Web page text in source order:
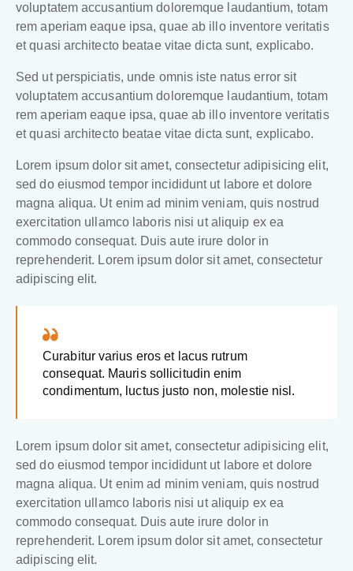
voluptatem accusantium doloremque laudantium, totam
rem aperiam eaque ipsa, quae ab illo inventore veritatis
et quasi architecto beatae vitae dicta sunt, explicabo.
Sed ut perspiciatis, unde omnis iste natus error sit
voluptatem accusantium doloremque laudantium, totam
rem aperiam eaque ipsa, quae ab illo inventore veritatis
et quasi architecto beatae vitae dicta sunt, explicabo.
Lorem ipsum dolor sit amet, consectetur adipisicing elit,
sed do eiusmod tempor incididunt ut labore et dolore
magna aliqua. Ut enim ad minim veniam, quis nostrud
exercitation ullamco laboris nisi ut aliquip ex ea
commodo consequat. Duis aute irure dolor in
reprehenderit. Lorem ipsum dolor sit amet, consectetur
adipiscing elit.
Curabitur varius eros et lacus rutrum
consequat. Mauris sollicitudin enim
condimentum, luctus justo non, molestie nisl.
Lorem ipsum dolor sit amet, consectetur adipisicing elit,
sed do eiusmod tempor incididunt ut labore et dolore
magna aliqua. Ut enim ad minim veniam, quis nostrud
exercitation ullamco laboris nisi ut aliquip ex ea
commodo consequat. Duis aute irure dolor in
reprehenderit. Lorem ipsum dolor sit amet, consectetur
adipiscing elit.